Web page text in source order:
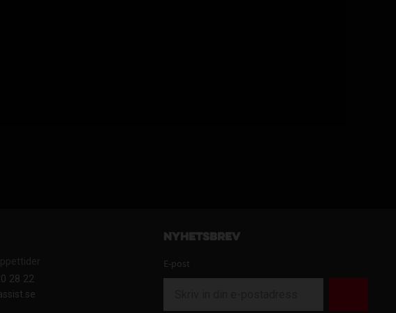
28 22
Nyhetsbrev
E-post